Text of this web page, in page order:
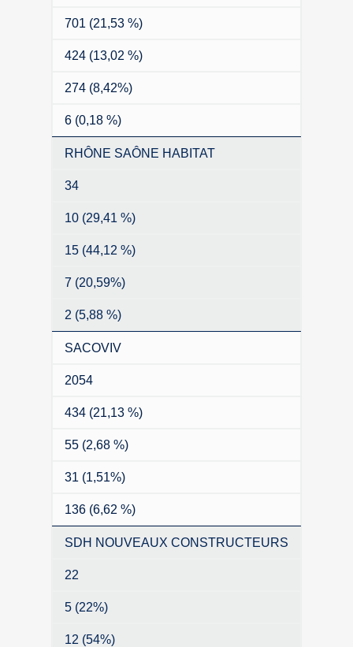
701 (21,53 %)
424 (13,02 %)
274 (8,42%)
6 (0,18 %)
RHÔNE SAÔNE HABITAT
34
10 (29,41 %)
15 (44,12 %)
7 (20,59%)
2 (5,88 %)
SACOVIV
2054
434 (21,13 %)
55 (2,68 %)
31 (1,51%)
136 (6,62 %)
SDH NOUVEAUX CONSTRUCTEURS
22
5 (22%)
12 (54%)